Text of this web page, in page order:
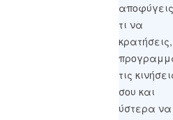
τι να
τις
σου και
ύστερα να